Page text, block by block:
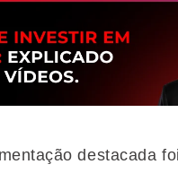
destacada